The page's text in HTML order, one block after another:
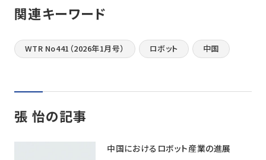
関連キーワード
WTR No441（2026年1月号） ロボット 中国
張 怡の記事
中国におけるロボット産業の進展